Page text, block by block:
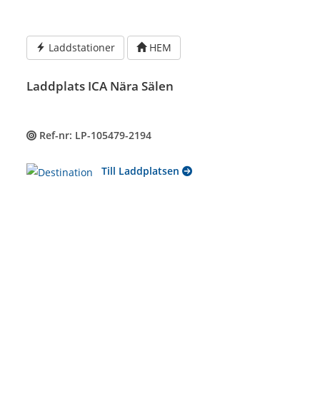
innehållet Laddstationer HEM
Laddplats ICA Nära Sälen
Ref-nr: LP-105479-2194
Till Laddplatsen